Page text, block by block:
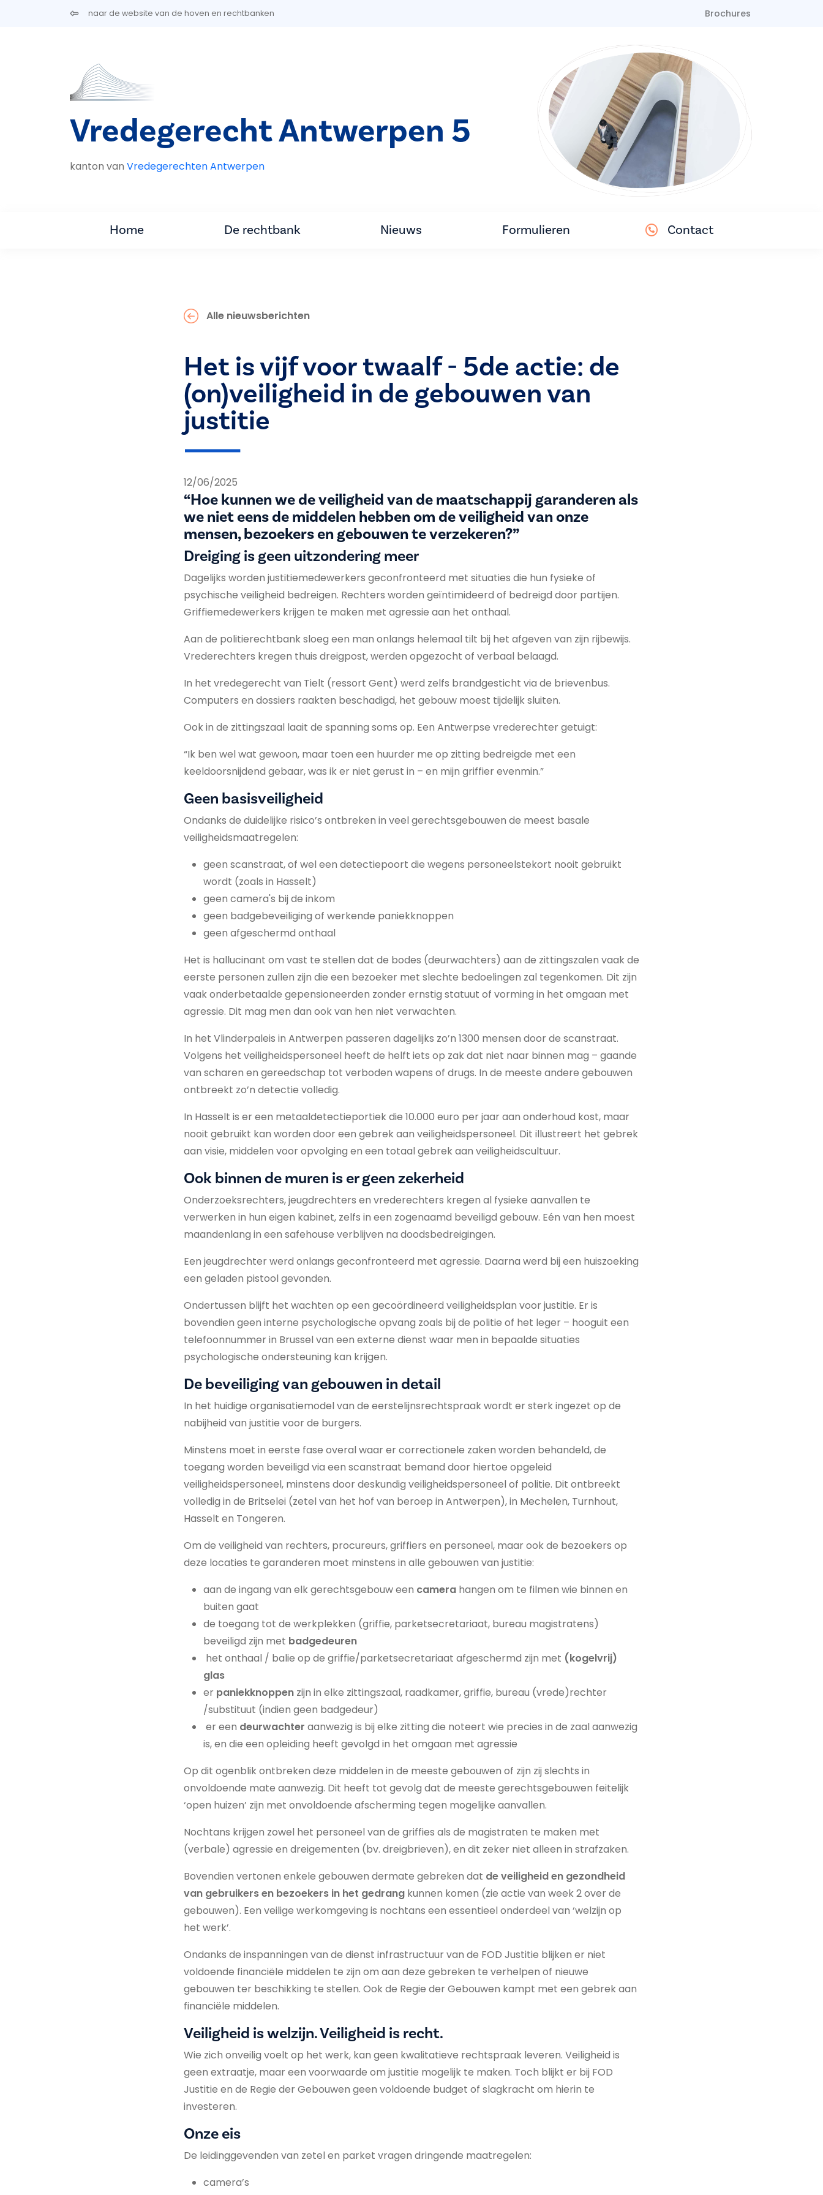
Overslaan en naar de inhoud gaannaar de website van de hoven en rechtbanken Brochures
Vredegerecht Antwerpen 5
kanton van Vredegerechten Antwerpen
Home De rechtbank Nieuws Formulieren Contact
Alle nieuwsberichten
Het is vijf voor twaalf - 5de actie: de
(on)veiligheid in de gebouwen van
justitie
12/06/2025
“Hoe kunnen we de veiligheid van de maatschappij garanderen als
we niet eens de middelen hebben om de veiligheid van onze
mensen, bezoekers en gebouwen te verzekeren?”
Dreiging is geen uitzondering meer
Dagelijks worden justitiemedewerkers geconfronteerd met situaties die hun fysieke of
psychische veiligheid bedreigen. Rechters worden geïntimideerd of bedreigd door partijen.
Griffiemedewerkers krijgen te maken met agressie aan het onthaal.
Aan de politierechtbank sloeg een man onlangs helemaal tilt bij het afgeven van zijn rijbewijs.
Vrederechters kregen thuis dreigpost, werden opgezocht of verbaal belaagd.
In het vredegerecht van Tielt (ressort Gent) werd zelfs brandgesticht via de brievenbus.
Computers en dossiers raakten beschadigd, het gebouw moest tijdelijk sluiten.
Ook in de zittingszaal laait de spanning soms op. Een Antwerpse vrederechter getuigt:
“Ik ben wel wat gewoon, maar toen een huurder me op zitting bedreigde met een
keeldoorsnijdend gebaar, was ik er niet gerust in – en mijn griffier evenmin.”
Geen basisveiligheid
Ondanks de duidelijke risico’s ontbreken in veel gerechtsgebouwen de meest basale
veiligheidsmaatregelen:
geen scanstraat, of wel een detectiepoort die wegens personeelstekort nooit gebruikt
wordt (zoals in Hasselt)
geen camera's bij de inkom
geen badgebeveiliging of werkende paniekknoppen
geen afgeschermd onthaal
Het is hallucinant om vast te stellen dat de bodes (deurwachters) aan de zittingszalen vaak de
eerste personen zullen zijn die een bezoeker met slechte bedoelingen zal tegenkomen. Dit zijn
vaak onderbetaalde gepensioneerden zonder ernstig statuut of vorming in het omgaan met
agressie. Dit mag men dan ook van hen niet verwachten.
In het Vlinderpaleis in Antwerpen passeren dagelijks zo’n 1300 mensen door de scanstraat.
Volgens het veiligheidspersoneel heeft de helft iets op zak dat niet naar binnen mag – gaande
van scharen en gereedschap tot verboden wapens of drugs. In de meeste andere gebouwen
ontbreekt zo’n detectie volledig.
In Hasselt is er een metaaldetectieportiek die 10.000 euro per jaar aan onderhoud kost, maar
nooit gebruikt kan worden door een gebrek aan veiligheidspersoneel. Dit illustreert het gebrek
aan visie, middelen voor opvolging en een totaal gebrek aan veiligheidscultuur.
Ook binnen de muren is er geen zekerheid
Onderzoeksrechters, jeugdrechters en vrederechters kregen al fysieke aanvallen te
verwerken in hun eigen kabinet, zelfs in een zogenaamd beveiligd gebouw. Eén van hen moest
maandenlang in een safehouse verblijven na doodsbedreigingen.
Een jeugdrechter werd onlangs geconfronteerd met agressie. Daarna werd bij een huiszoeking
een geladen pistool gevonden.
Ondertussen blijft het wachten op een gecoördineerd veiligheidsplan voor justitie. Er is
bovendien geen interne psychologische opvang zoals bij de politie of het leger – hooguit een
telefoonnummer in Brussel van een externe dienst waar men in bepaalde situaties
psychologische ondersteuning kan krijgen.
De beveiliging van gebouwen in detail
In het huidige organisatiemodel van de eerstelijnsrechtspraak wordt er sterk ingezet op de
nabijheid van justitie voor de burgers.
Minstens moet in eerste fase overal waar er correctionele zaken worden behandeld, de
toegang worden beveiligd via een scanstraat bemand door hiertoe opgeleid
veiligheidspersoneel, minstens door deskundig veiligheidspersoneel of politie. Dit ontbreekt
volledig in de Britselei (zetel van het hof van beroep in Antwerpen), in Mechelen, Turnhout,
Hasselt en Tongeren.
Om de veiligheid van rechters, procureurs, griffiers en personeel, maar ook de bezoekers op
deze locaties te garanderen moet minstens in alle gebouwen van justitie:
aan de ingang van elk gerechtsgebouw een camera hangen om te filmen wie binnen en
buiten gaat
de toegang tot de werkplekken (griffie, parketsecretariaat, bureau magistratens)
beveiligd zijn met badgedeuren
het onthaal / balie op de griffie/parketsecretariaat afgeschermd zijn met (kogelvrij)
glas
er paniekknoppen zijn in elke zittingszaal, raadkamer, griffie, bureau (vrede)rechter
/substituut (indien geen badgedeur)
er een deurwachter aanwezig is bij elke zitting die noteert wie precies in de zaal aanwezig
is, en die een opleiding heeft gevolgd in het omgaan met agressie
Op dit ogenblik ontbreken deze middelen in de meeste gebouwen of zijn zij slechts in
onvoldoende mate aanwezig. Dit heeft tot gevolg dat de meeste gerechtsgebouwen feitelijk
‘open huizen’ zijn met onvoldoende afscherming tegen mogelijke aanvallen.
Nochtans krijgen zowel het personeel van de griffies als de magistraten te maken met
(verbale) agressie en dreigementen (bv. dreigbrieven), en dit zeker niet alleen in strafzaken.
Bovendien vertonen enkele gebouwen dermate gebreken dat de veiligheid en gezondheid
van gebruikers en bezoekers in het gedrang kunnen komen (zie actie van week 2 over de
gebouwen). Een veilige werkomgeving is nochtans een essentieel onderdeel van ‘welzijn op
het werk’.
Ondanks de inspanningen van de dienst infrastructuur van de FOD Justitie blijken er niet
voldoende financiële middelen te zijn om aan deze gebreken te verhelpen of nieuwe
gebouwen ter beschikking te stellen. Ook de Regie der Gebouwen kampt met een gebrek aan
financiële middelen.
Veiligheid is welzijn. Veiligheid is recht.
Wie zich onveilig voelt op het werk, kan geen kwalitatieve rechtspraak leveren. Veiligheid is
geen extraatje, maar een voorwaarde om justitie mogelijk te maken. Toch blijkt er bij FOD
Justitie en de Regie der Gebouwen geen voldoende budget of slagkracht om hierin te
investeren.
Onze eis
De leidinggevenden van zetel en parket vragen dringende maatregelen:
camera’s